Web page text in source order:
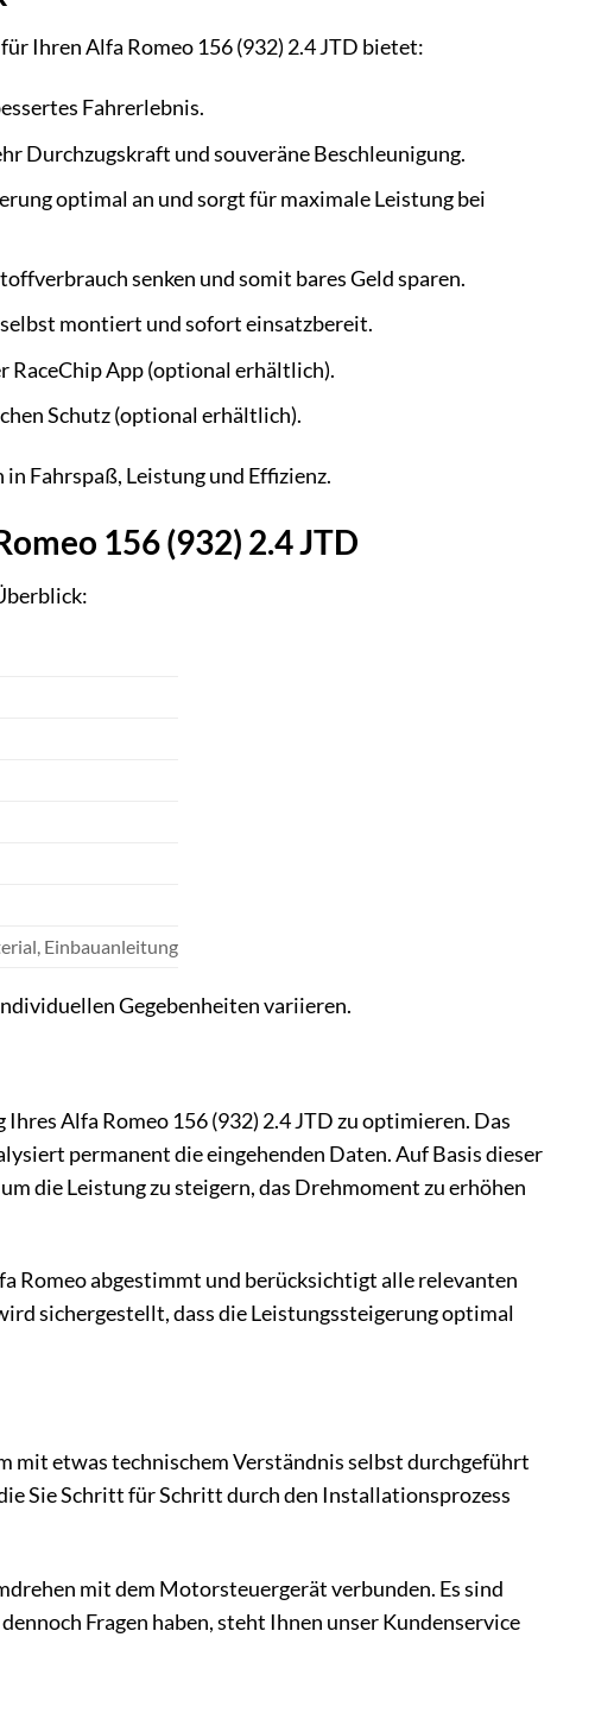
Ihren Alfa Romeo 156 (932) 2.4 JTD bietet:
Fahrerlebnis.
Durchzugskraft und souveräne Beschleunigung.
optimal an und sorgt für maximale Leistung bei
senken und somit bares Geld sparen.
montiert und sofort einsatzbereit.
RaceChip App (optional erhältlich).
Schutz (optional erhältlich).
Fahrspaß, Leistung und Effizienz.
156 (932) 2.4 JTD
Einbauanleitung
Gegebenheiten variieren.
Alfa Romeo 156 (932) 2.4 JTD zu optimieren. Das
permanent die eingehenden Daten. Auf Basis dieser
die Leistung zu steigern, das Drehmoment zu erhöhen
Romeo abgestimmt und berücksichtigt alle relevanten
sichergestellt, dass die Leistungssteigerung optimal
mit etwas technischem Verständnis selbst durchgeführt
Sie Schritt für Schritt durch den Installationsprozess
mit dem Motorsteuergerät verbunden. Es sind
Fragen haben, steht Ihnen unser Kundenservice